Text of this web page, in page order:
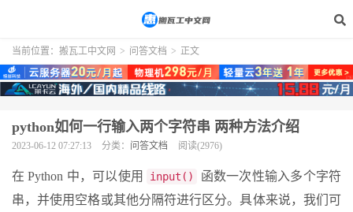
当前位置： 搬瓦工中文网 > 问答文档 > 正文
python如何一行输入两个字符串 两种方法介绍
2023-06-12 07:27:13 分类： 问答文档 阅读(2976)
在 Python 中，可以使用 input()
函数一次性输入多个字符
串，并使用空格或其他分隔符进行区分。具体来说，我们可